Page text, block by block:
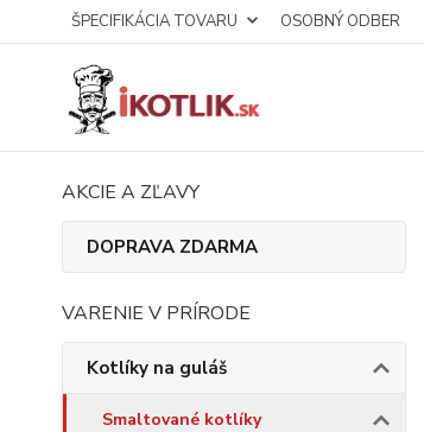
ŠPECIFIKÁCIA TOVARU OSOBNÝ ODBER
AKCIE A ZĽAVY
DOPRAVA ZDARMA
VARENIE V PRÍRODE
Kotlíky na guláš
Smaltované kotlíky